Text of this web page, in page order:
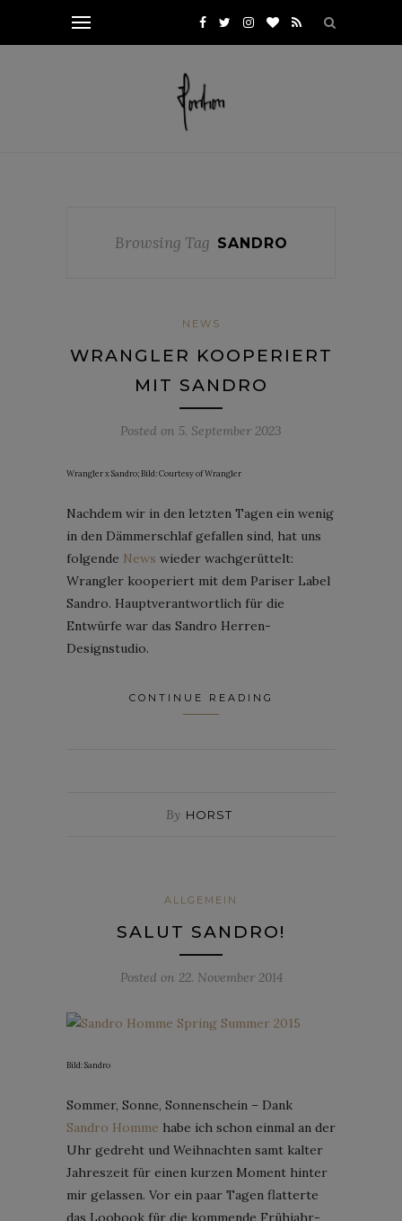
Browsing Tag SANDRO
NEWS
WRANGLER KOOPERIERT
MIT SANDRO
Posted on 5. September 2023
Wrangler x Sandro; Bild: Courtesy of Wrangler
Nachdem wir in den letzten Tagen ein wenig
in den Dämmerschlaf gefallen sind, hat uns
folgende News wieder wachgerüttelt:
Wrangler kooperiert mit dem Pariser Label
Sandro. Hauptverantwortlich für die
Entwürfe war das Sandro Herren-
Designstudio.
CONTINUE READING
By HORST
ALLGEMEIN
SALUT SANDRO!
Posted on 22. November 2014
Bild: Sandro
Sommer, Sonne, Sonnenschein – Dank
Sandro Homme habe ich schon einmal an der
Uhr gedreht und Weihnachten samt kalter
Jahreszeit für einen kurzen Moment hinter
mir gelassen. Vor ein paar Tagen flatterte
das Loobook für die kommende Frühjahr-